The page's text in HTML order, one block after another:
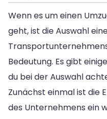
Wenn es um einen
geht, ist die Auswahl
Bedeutung. Es gibt
du bei der Auswahl
Zunächst einmal ist die
des Unternehmens ein